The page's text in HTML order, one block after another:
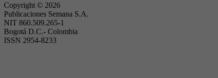
Copyright © 2026
Publicaciones Semana S.A.
NIT 860.509.265-1
Bogotá D.C.- Colombia
ISSN 2954-8233